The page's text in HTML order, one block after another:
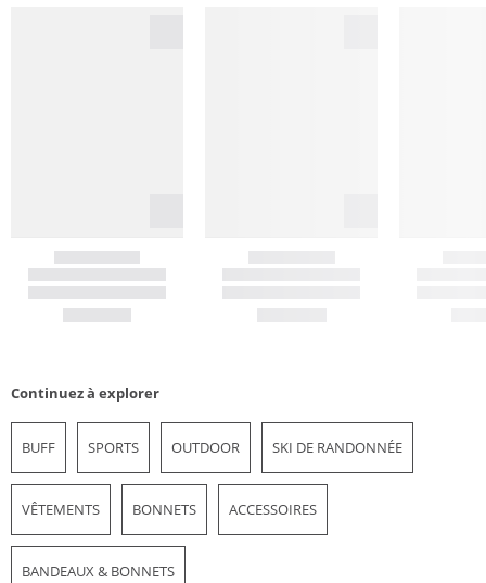
Continuez à explorer
BUFF SPORTS OUTDOOR SKI DE RANDONNÉE
VÊTEMENTS BONNETS ACCESSOIRES
BANDEAUX & BONNETS